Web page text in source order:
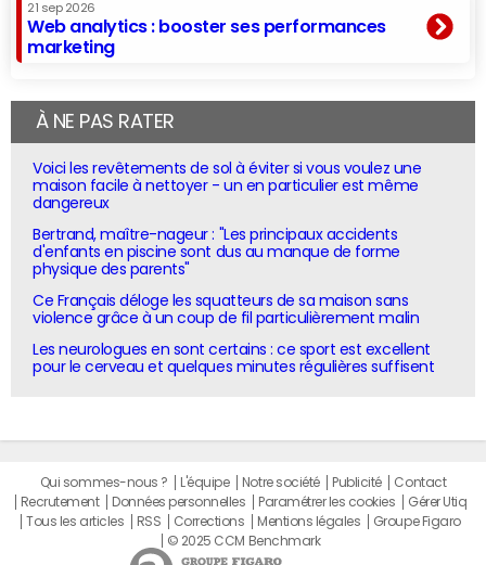
21 sep 2026
Web analytics : booster ses performances
marketing
À NE PAS RATER
Voici les revêtements de sol à éviter si vous voulez une
maison facile à nettoyer - un en particulier est même
dangereux
Bertrand, maître-nageur : "Les principaux accidents
d'enfants en piscine sont dus au manque de forme
physique des parents"
Ce Français déloge les squatteurs de sa maison sans
violence grâce à un coup de fil particulièrement malin
Les neurologues en sont certains : ce sport est excellent
pour le cerveau et quelques minutes régulières suffisent
Qui sommes-nous ? L'équipe Notre société Publicité
Contact
Recrutement
Données personnelles Paramétrer les cookies
Gérer Utiq
Tous les articles
RSS Corrections Mentions légales
Groupe Figaro
© 2025 CCM Benchmark